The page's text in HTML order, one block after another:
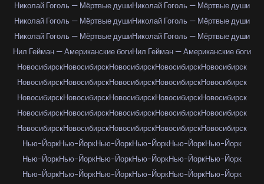
Николай Гоголь — Мёртвые душиНиколай Гоголь — Мёртвые души
Николай Гоголь — Мёртвые душиНиколай Гоголь — Мёртвые души
Николай Гоголь — Мёртвые душиНиколай Гоголь — Мёртвые души
Нил Гейман — Американские богиНил Гейман — Американские боги
НовосибирскНовосибирскНовосибирскНовосибирскНовосибирск
НовосибирскНовосибирскНовосибирскНовосибирскНовосибирск
НовосибирскНовосибирскНовосибирскНовосибирскНовосибирск
НовосибирскНовосибирскНовосибирскНовосибирскНовосибирск
НовосибирскНовосибирскНовосибирскНовосибирскНовосибирск
Нью-ЙоркНью-ЙоркНью-ЙоркНью-ЙоркНью-ЙоркНью-Йорк
Нью-ЙоркНью-ЙоркНью-ЙоркНью-ЙоркНью-ЙоркНью-Йорк
Нью-ЙоркНью-ЙоркНью-ЙоркНью-ЙоркНью-ЙоркНью-Йорк